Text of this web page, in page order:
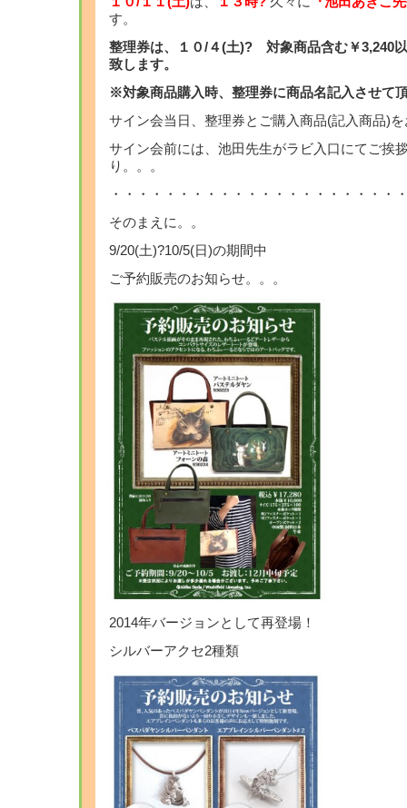
す。
整理券は、１０/４(土)? 対象商品含む￥3,240
致します。
※対象商品購入時、整理券に商品名記入させて
サイン会当日、整理券とご購入商品(記入商品)
サイン会前には、池田先生がラビ入口にてご挨
り。。。
・・・・・・・・・・・・・・・・・・・・
そのまえに。。
9/20(土)?10/5(日)の期間中
ご予約販売のお知らせ。。。
2014年バージョンとして再登場！
シルバーアクセ2種類